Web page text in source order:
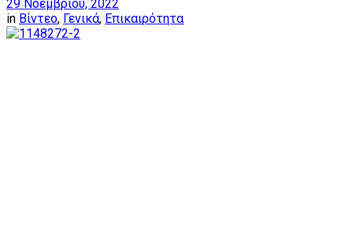
29 Νοεμβρίου, 2022
in Βίντεο, Γενικά, Επικαιρότητα